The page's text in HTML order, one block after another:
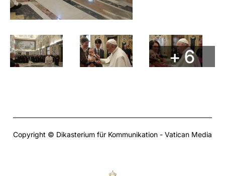
+ 6
Copyright © Dikasterium für Kommunikation - Vatican Media